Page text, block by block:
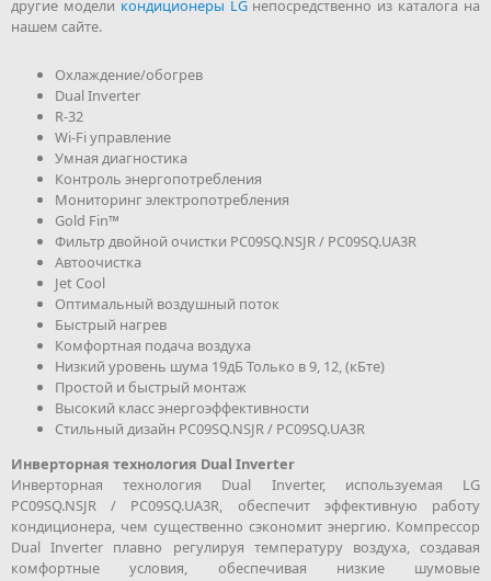
другие модели кондиционеры LGнепосредственно из каталога на
нашем сайте.
Охлаждение/обогрев
Dual Inverter
R-32
Wi-Fi управление
Умная диагностика
Контроль энергопотребления
Мониторинг электропотребления
Gold Fin™
Фильтр двойной очистки PC09SQ.NSJR / PC09SQ.UA3R
Автоочистка
Jet Cool
Оптимальный воздушный поток
Быстрый нагрев
Комфортная подача воздуха
Низкий уровень шума 19дБ Только в 9, 12, (кБте)
Простой и быстрый монтаж
Высокий класс энергоэффективности
Стильный дизайн PC09SQ.NSJR / PC09SQ.UA3R
Инверторная технология Dual Inverter
Инверторная технология Dual Inverter, используемая LG
PC09SQ.NSJR / PC09SQ.UA3R, обеспечит эффективную работу
кондиционера, чем существенно сэкономит энергию. Компрессор
Dual Inverter плавно регулируя температуру воздуха, создавая
комфортные условия, обеспечивая низкие шумовые